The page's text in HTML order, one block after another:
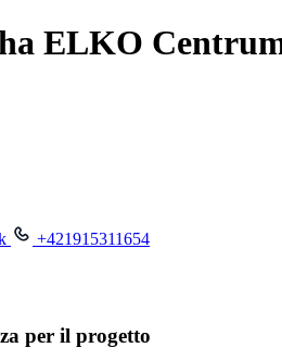
ELKO
+421915311654
per il progetto